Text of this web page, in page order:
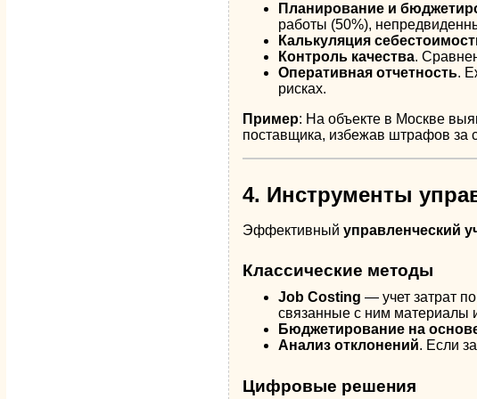
Планирование и
работы (50%),
Калькуляция
Контроль качества.
Оперативная отчетность.
рисках.
Пример: На объекте в Москве
поставщика, избежав штрафов за
4. Инструменты
Эффективный управленческий
Классические методы
Job Costing — учет затрат
связанные с ним материалы
Бюджетирование на
Анализ отклонений. Если
Цифровые решения